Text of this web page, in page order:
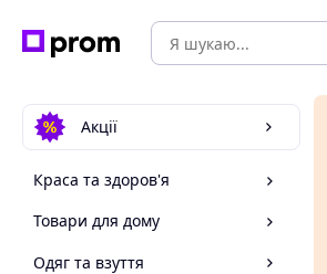
Акції
Краса та здоров'я
Товари для дому
Одяг та взуття